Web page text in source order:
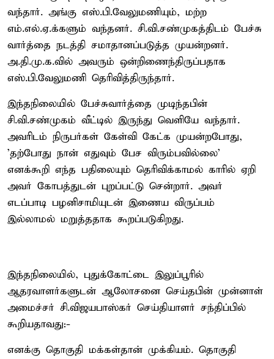
வந்தார். அங்கு எஸ்.பி.வேலுமணியும், மற்ற
எம்.எல்.ஏ.க்களும் வந்தனர். சி.வி.சண்முகத்திடம் பேச்சு
வார்த்தை நடத்தி சமாதானப்படுத்த முயன்றனர்.
அ.தி.மு.க.வில் அவரும் ஒன்றிணைந்திருப்பதாக
எஸ்.பி.வேலுமணி தெரிவித்திருந்தார்.
இந்தநிலையில் பேச்சுவார்த்தை முடிந்தபின்
சி.வி.சண்முகம் வீட்டில் இருந்து வெளியே வந்தார்.
அவரிடம் நிருபர்கள் கேள்வி கேட்க முயன்றபோது,
'தற்போது நான் எதுவும் பேச விரும்பவில்லை'
எனக்கூறி எந்த பதிலையும் தெரிவிக்காமல் காரில் ஏறி
அவர் கோபத்துடன் புறப்பட்டு சென்றார். அவர்
எடப்பாடி பழனிசாமியுடன் இணைய விருப்பம்
இல்லாமல் மறுத்ததாக கூறப்படுகிறது.
இந்தநிலையில், புதுக்கோட்டை இலுப்பூரில்
ஆதரவாளர்களுடன் ஆலோசனை செய்தபின் முன்னாள்
அமைச்சர் சி.விஜயபாஸ்கர் செய்தியாளர் சந்திப்பில்
கூறியதாவது:-
எனக்கு தொகுதி மக்கள்தான் முக்கியம். தொகுதி